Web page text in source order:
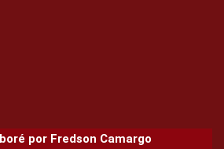
por Fredson Camargo